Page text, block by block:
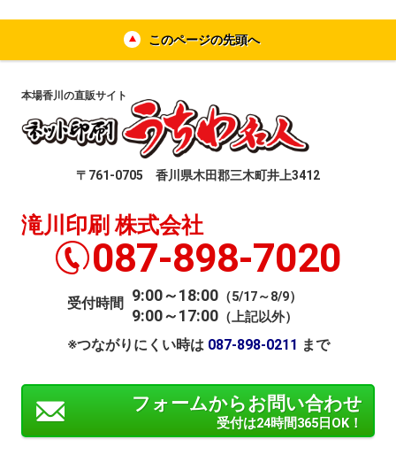
このページの先頭へ
本場香川の直販サイト
〒761-0705 香川県木田郡三木町井上3412
滝川印刷 株式会社
087-898-7020
受付時間 9:00～18:00 （5/17～8/9）
9:00～17:00 （上記以外）
※つながりにくい時は 087-898-0211 まで
フォームからお問い合わせ
受付は24時間365日OK！